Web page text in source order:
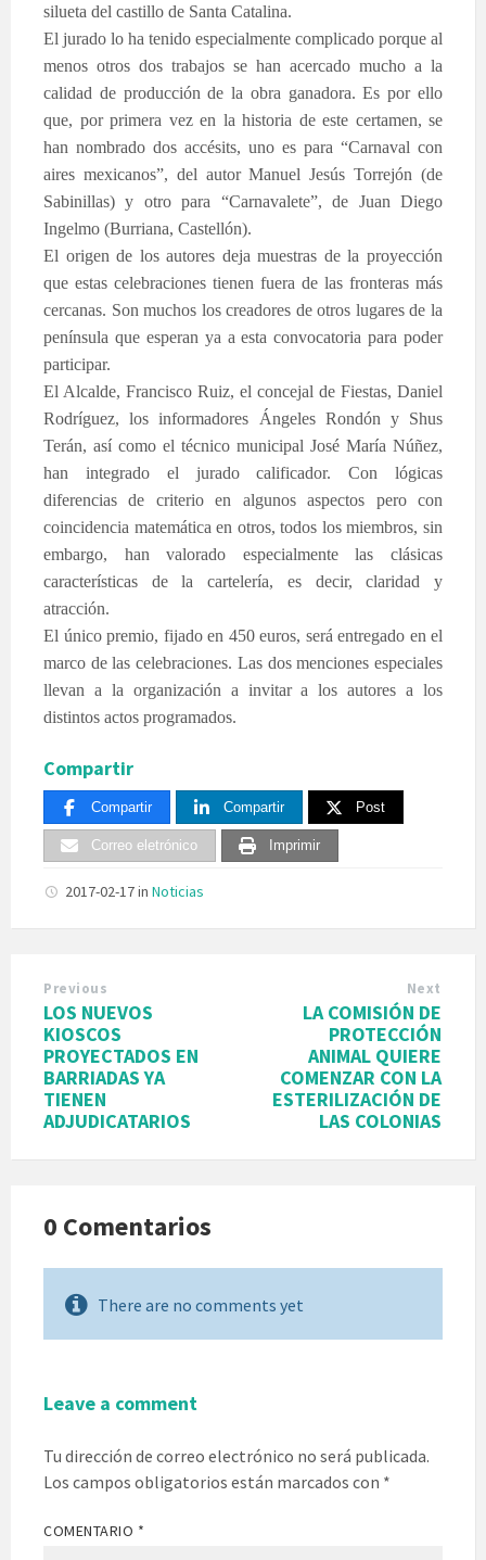
silueta del castillo de Santa Catalina.
El jurado lo ha tenido especialmente complicado porque al
menos otros dos trabajos se han acercado mucho a la
calidad de producción de la obra ganadora. Es por ello
que, por primera vez en la historia de este certamen, se
han nombrado dos accésits, uno es para “Carnaval con
aires mexicanos”, del autor Manuel Jesús Torrejón (de
Sabinillas) y otro para “Carnavalete”, de Juan Diego
Ingelmo (Burriana, Castellón).
El origen de los autores deja muestras de la proyección
que estas celebraciones tienen fuera de las fronteras más
cercanas. Son muchos los creadores de otros lugares de la
península que esperan ya a esta convocatoria para poder
participar.
El Alcalde, Francisco Ruiz, el concejal de Fiestas, Daniel
Rodríguez, los informadores Ángeles Rondón y Shus
Terán, así como el técnico municipal José María Núñez,
han integrado el jurado calificador. Con lógicas
diferencias de criterio en algunos aspectos pero con
coincidencia matemática en otros, todos los miembros, sin
embargo, han valorado especialmente las clásicas
características de la cartelería, es decir, claridad y
atracción.
El único premio, fijado en 450 euros, será entregado en el
marco de las celebraciones. Las dos menciones especiales
llevan a la organización a invitar a los autores a los
distintos actos programados.
Compartir
Compartir Compartir Post
Correo eletrónico Imprimir
2017-02-17in Noticias
Previous
LOS NUEVOS
KIOSCOS
PROYECTADOS EN
BARRIADAS YA
TIENEN
ADJUDICATARIOS
Next
LA COMISIÓN DE
PROTECCIÓN
ANIMAL QUIERE
COMENZAR CON LA
ESTERILIZACIÓN DE
LAS COLONIAS
0 Comentarios
There are no comments yet
Leave a comment
Tu dirección de correo electrónico no será publicada.
Los campos obligatorios están marcados con *
COMENTARIO *